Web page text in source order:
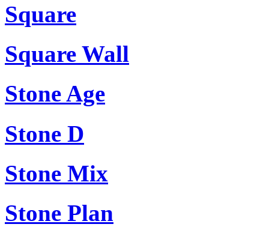
Square
Square Wall
Stone Age
Stone D
Stone Mix
Stone Plan